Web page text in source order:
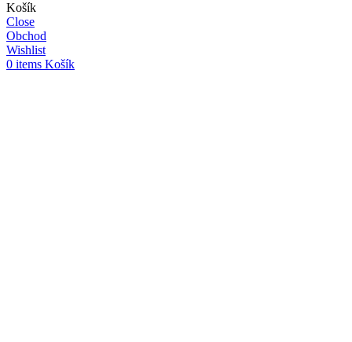
Košík
Close
Obchod
Wishlist
0 items Košík